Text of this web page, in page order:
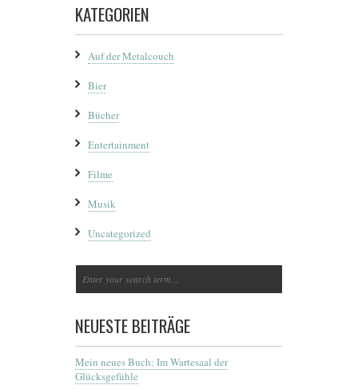
KATEGORIEN
Auf der Metalcouch
Bier
Bücher
Entertainment
Filme
Musik
Uncategorized
NEUESTE BEITRÄGE
Mein neues Buch: Im Wartesaal der
Glücksgefühle